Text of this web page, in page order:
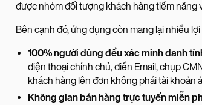
được nhóm đối tượng khách hàng tiềm năng
Bên cạnh đó, ứng dụng còn mang lại nhiều
100% người dùng đều xác minh danh
điện thoại chính chủ, điền Email, chụp
khách hàng lên đơn không phải tài khoản
Không gian bán hàng trực tuyến miễn